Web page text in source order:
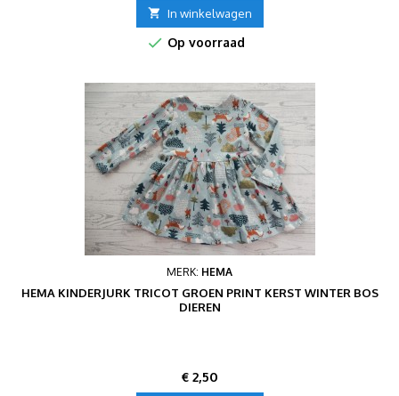
 In winkelwagen
 Op voorraad
MERK: HEMA
HEMA KINDERJURK TRICOT GROEN PRINT KERST WINTER BOS
DIEREN
Prijs
€ 2,50